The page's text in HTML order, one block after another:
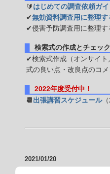
🔰 はじめての調査依頼ガ
✔無効資料調査用に整理
✔侵害予防調査用に整理す
検索式の作成とチェック
✔検索式作成（オンサイト
式の良い点・改良点のコ
2022年度受付中！
📆 出張講習スケジュール
2021/01/20